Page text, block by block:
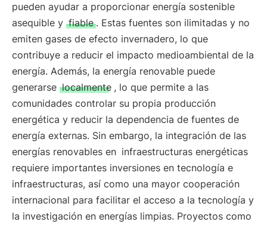
pueden ayudar a proporcionar energía sostenible
asequible y fiable . Estas fuentes son ilimitadas y no
emiten gases de efecto invernadero, lo que
contribuye a reducir el impacto medioambiental de la
energía. Además, la energía renovable puede
generarse localmente , lo que permite a las
comunidades controlar su propia producción
energética y reducir la dependencia de fuentes de
energía externas. Sin embargo, la integración de las
energías renovables en infraestructuras energéticas
requiere importantes inversiones en tecnología e
infraestructuras, así como una mayor cooperación
internacional para facilitar el acceso a la tecnología y
la investigación en energías limpias. Proyectos como